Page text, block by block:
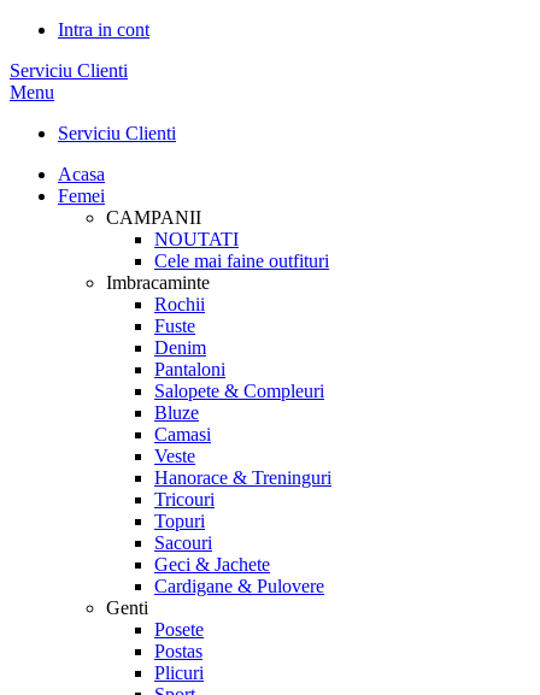
Intra in cont
Serviciu Clienti
Menu
Serviciu Clienti
Acasa
Femei
CAMPANII
NOUTATI
Cele mai faine outfituri
Imbracaminte
Rochii
Fuste
Denim
Pantaloni
Salopete & Compleuri
Bluze
Camasi
Veste
Hanorace & Treninguri
Tricouri
Topuri
Sacouri
Geci & Jachete
Cardigane & Pulovere
Genti
Posete
Postas
Plicuri